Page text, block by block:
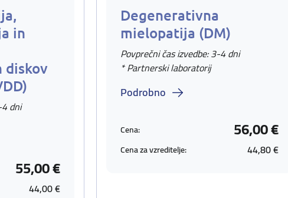
in
diskov
dni
55,00 €
44,00 €
Degenerativna
mielopatija (DM)
Povprečni čas izvedbe: 3-4 dni
* Partnerski laboratorij
Podrobno
Cena: 56,00 €
Cena za vzreditelje: 44,80 €